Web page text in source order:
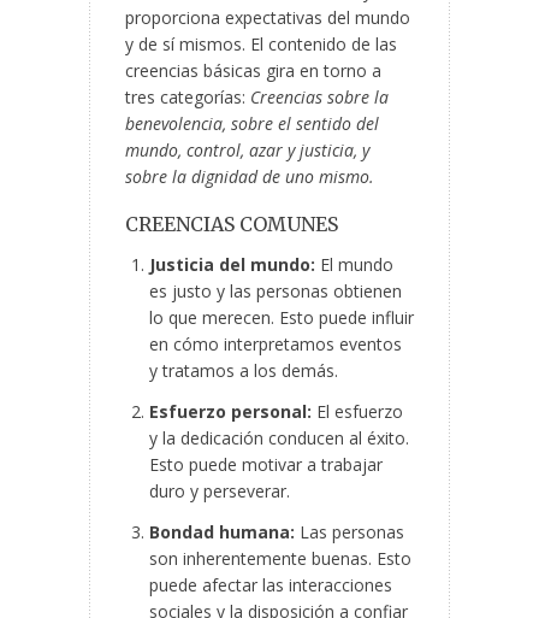
proporciona expectativas del mundo
y de sí mismos. El contenido de las
creencias básicas gira en torno a
tres categorías: Creencias sobre la
benevolencia, sobre el sentido del
mundo, control, azar y justicia, y
sobre la dignidad de uno mismo.
CREENCIAS COMUNES
Justicia del mundo: El mundo
es justo y las personas obtienen
lo que merecen. Esto puede influir
en cómo interpretamos eventos
y tratamos a los demás.
Esfuerzo personal: El esfuerzo
y la dedicación conducen al éxito.
Esto puede motivar a trabajar
duro y perseverar.
Bondad humana: Las personas
son inherentemente buenas. Esto
puede afectar las interacciones
sociales y la disposición a confiar